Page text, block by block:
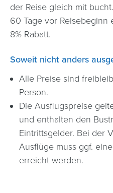
der Reise gleich mit
60 Tage vor Reisebeginn
8% Rabatt.
Soweit nicht anders
Alle Preise sind
Person.
Die Ausflugspreise
und enthalten den
Eintrittsgelder. Bei der
Ausflüge muss ggf.
erreicht werden.